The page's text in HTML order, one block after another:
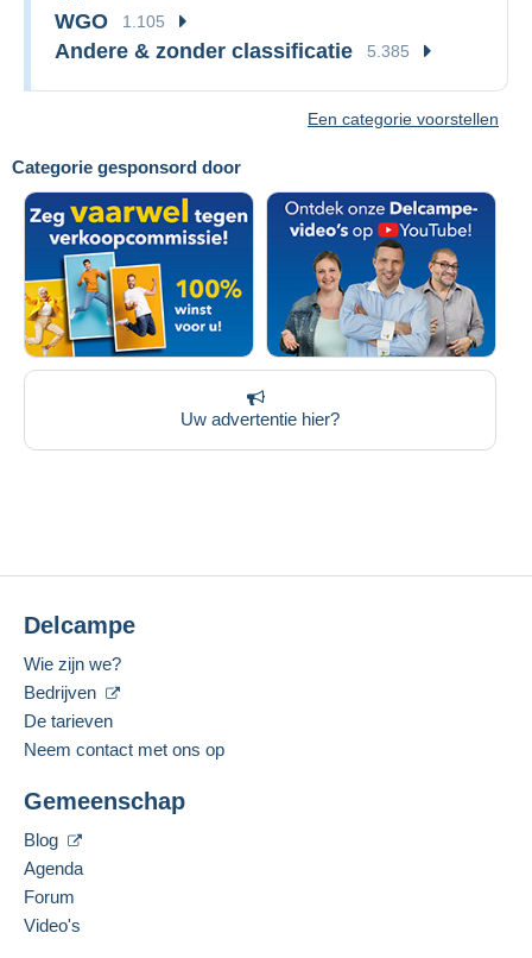
Categorie gesponsord door
Uw advertentie hier?
WGO 1.105
Andere & zonder classificatie 5.385
Een categorie voorstellen
Delcampe
Wie zijn we?
Bedrijven
De tarieven
Neem contact met ons op
Gemeenschap
Blog
Agenda
Forum
Video's